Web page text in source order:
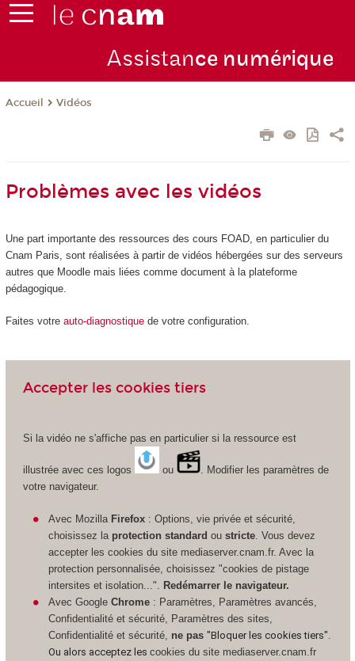
Assistance numérique
Accueil Vidéos
Problèmes avec les vidéos
Une part importante des ressources des cours FOAD, en particulier du
Cnam Paris, sont réalisées à partir de vidéos hébergées sur des serveurs
autres que Moodle mais liées comme document à la plateforme
pédagogique.
Faites votre auto-diagnostiquede votre configuration.
Accepter les cookies tiers
Si la vidéo ne s'affiche pas en particulier si la ressource est
illustrée avec ces logos ou
. Modifier les paramètres de
votre navigateur.
Avec Mozilla Firefox : Options, vie privée et sécurité,
choisissez la protection standard oustricte . Vous devez
accepter les cookies du site mediaserver.cnam.fr. Avec la
protection personnalisée, choisissez "cookies de pistage
intersites et isolation...". Redémarrer le navigateur.
Avec GoogleChrome : Paramètres, Paramètres avancés,
Confidentialité et sécurité, Paramètres des sites,
Confidentialité et sécurité, ne pas"Bloquer les cookies tiers".
Ou alors acceptez lescookies du site mediaserver.cnam.fr